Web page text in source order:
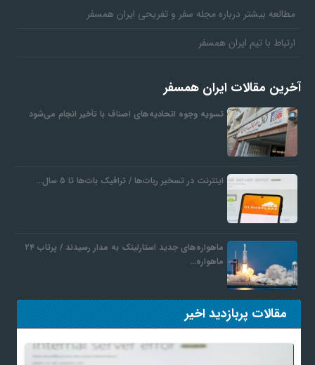
مطالعه بیشتر درباره مجله سفر و تفریحی ایران همسفر
ارتباط با تیم ایران همسفر
آخرین مقالات ایران همسفر
تسویه وجوه اتحادیه‌های اصناف با تأخیر انجام می‌شود
اینترنت در تسخیر ربات‌ها / ترافیک بات‌ها تا ۵ سال…
ماهواره‌های جدید استارلینک به مدار رسیدند / پرتاب ۲۴
ماهواره…
مقالات پربازدید اخیر